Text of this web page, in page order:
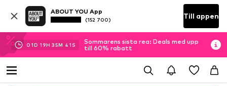
ABOUT YOU App
(152 700) Till appen
01D 19H 35M 40 S
Sommarens sista rea: Deals med upp
till 60% rabatt